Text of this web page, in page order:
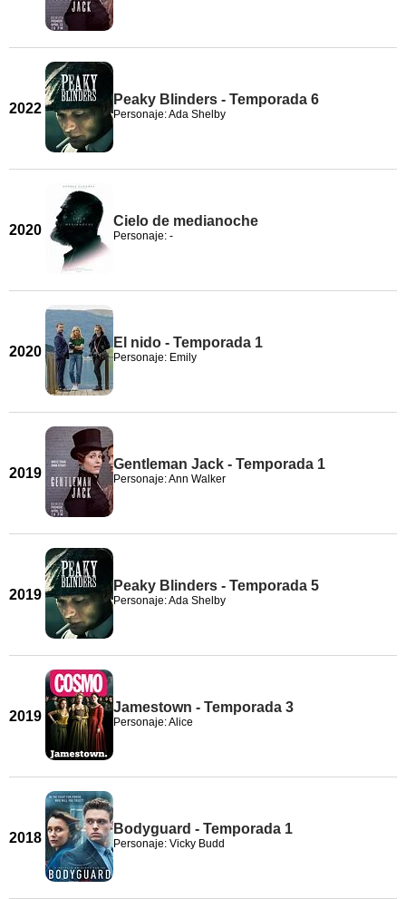
2022
Peaky Blinders - Temporada 6
Personaje: Ada Shelby
2020
Cielo de medianoche
Personaje: -
2020
El nido - Temporada 1
Personaje: Emily
2019
Gentleman Jack - Temporada 1
Personaje: Ann Walker
2019
Peaky Blinders - Temporada 5
Personaje: Ada Shelby
2019
Jamestown - Temporada 3
Personaje: Alice
2018
Bodyguard - Temporada 1
Personaje: Vicky Budd